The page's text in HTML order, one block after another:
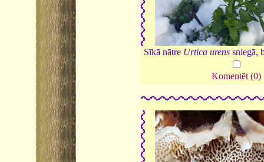
Sīkā nātre Urtica urens sniegā,
Komentēt (0)